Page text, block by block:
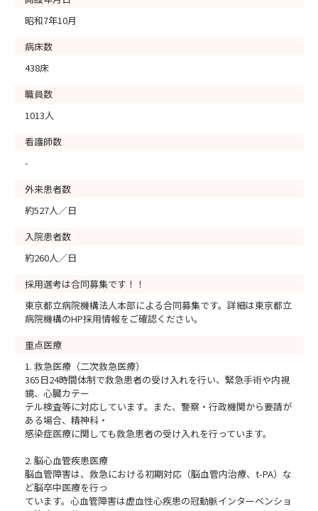
昭和7年10月
病床数
438床
職員数
1013人
看護師数
-
外来患者数
約527人／日
入院患者数
約260人／日
採用選考は合同募集です！！
東京都立病院機構法人本部による合同募集です。詳細は東京都立
病院機構のHP採用情報をご確認ください。
重点医療
1. 救急医療（二次救急医療）
365日24時間体制で救急患者の受け入れを行い、緊急手術や内視
鏡、心臓カテー
テル検査等に対応しています。また、警察・行政機関から要請が
ある場合、精神科・
感染症医療に関しても救急患者の受け入れを行っています。
2. 脳心血管疾患医療
脳血管障害は、救急における初期対応（脳血管内治療、t-PA）な
ど脳卒中医療を行っ
ています。心血管障害は虚血性心疾患の冠動脈インターベンショ